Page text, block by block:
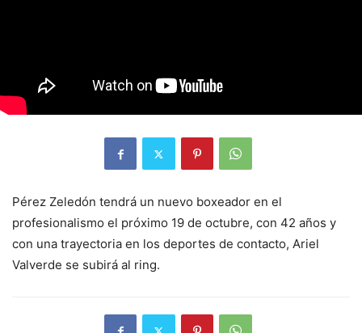
Pérez Zeledón tendrá un nuevo boxeador en el
profesionalismo el próximo 19 de octubre, con 42 años y
con una trayectoria en los deportes de contacto, Ariel
Valverde se subirá al ring.